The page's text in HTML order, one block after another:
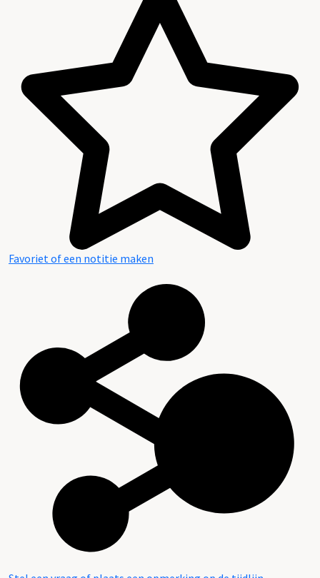
Favoriet of een notitie maken